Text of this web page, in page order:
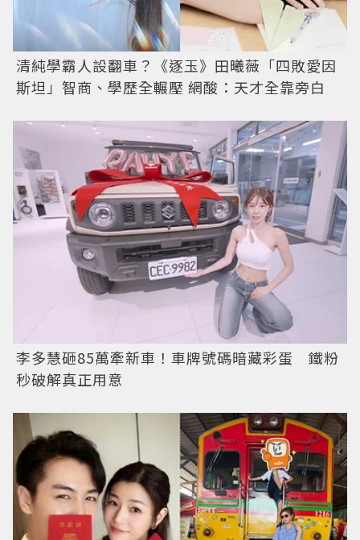
清純學霸人設翻車？《逐玉》田曦薇「四敗愛因
斯坦」智商、學歷全輾壓 網酸：天才全靠旁白
李多慧砸85萬牽新車！車牌號碼暗藏彩蛋 鐵粉
秒破解真正用意